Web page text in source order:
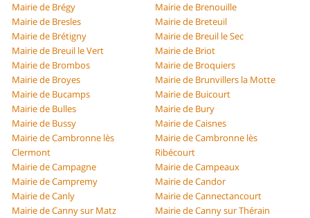
Mairie de Brégy
Mairie de Brenouille
Mairie de Bresles
Mairie de Breteuil
Mairie de Brétigny
Mairie de Breuil le Sec
Mairie de Breuil le Vert
Mairie de Briot
Mairie de Brombos
Mairie de Broquiers
Mairie de Broyes
Mairie de Brunvillers la Motte
Mairie de Bucamps
Mairie de Buicourt
Mairie de Bulles
Mairie de Bury
Mairie de Bussy
Mairie de Caisnes
Mairie de Cambronne lès
Clermont
Mairie de Cambronne lès
Ribécourt
Mairie de Campagne
Mairie de Campeaux
Mairie de Campremy
Mairie de Candor
Mairie de Canly
Mairie de Cannectancourt
Mairie de Canny sur Matz
Mairie de Canny sur Thérain